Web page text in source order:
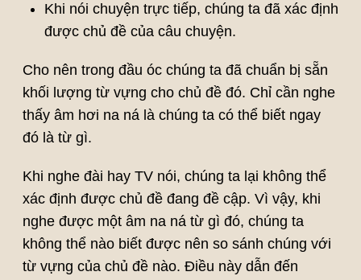
Khi nói chuyện trực tiếp, chúng ta đã xác định
được chủ đề của câu chuyện.
Cho nên trong đầu óc chúng ta đã chuẩn bị sẵn
khối lượng từ vựng cho chủ đề đó. Chỉ cần nghe
thấy âm hơi na ná là chúng ta có thể biết ngay
đó là từ gì.
Khi nghe đài hay TV nói, chúng ta lại không thể
xác định được chủ đề đang đề cập. Vì vậy, khi
nghe được một âm na ná từ gì đó, chúng ta
không thể nào biết được nên so sánh chúng với
từ vựng của chủ đề nào. Điều này dẫn đến